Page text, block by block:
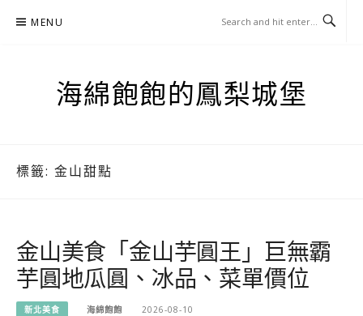
MENU
海綿飽飽的鳳梨城堡
標籤: 金山甜點
金山美食「金山芋圓王」巨無霸
芋圓地瓜圓、冰品、菜單價位
新北美食 海綿飽飽 2026-08-10